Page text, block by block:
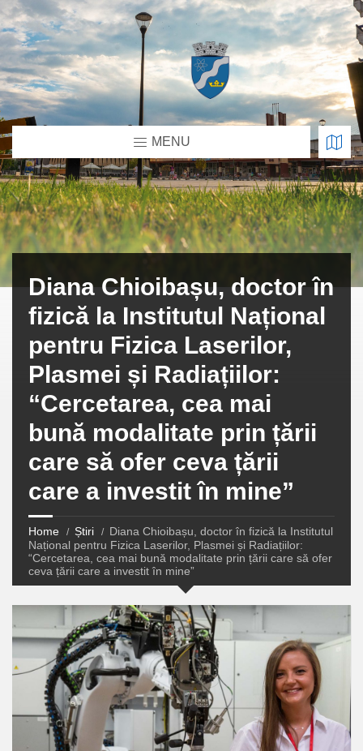
MENU
Diana Chioibașu, doctor în
fizică la Institutul Național
pentru Fizica Laserilor,
Plasmei și Radiațiilor:
“Cercetarea, cea mai
bună modalitate prin țării
care să ofer ceva țării
care a investit în mine”
Home Știri
Diana Chioibașu, doctor în fizică la Institutul
Național pentru Fizica Laserilor, Plasmei și Radiațiilor:
“Cercetarea, cea mai bună modalitate prin țării care să ofer
ceva țării care a investit în mine”